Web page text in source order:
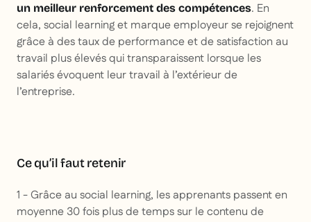
un meilleur renforcement des compétences. En
cela, social learning et marque employeur se rejoignent
grâce à des taux de performance et de satisfaction au
travail plus élevés qui transparaissent lorsque les
salariés évoquent leur travail à l’extérieur de
l’entreprise.
Ce qu’il faut retenir
1 - Grâce au social learning, les apprenants passent en
moyenne 30 fois plus de temps sur le contenu de